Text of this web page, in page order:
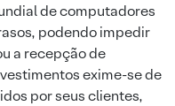
de computadores
podendo impedir
a recepção de
exime-se de
por seus clientes,